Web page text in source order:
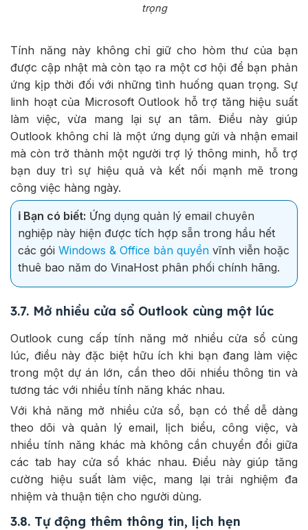
trọng
Tính năng này không chỉ giữ cho hòm thư của bạn
được cập nhật mà còn tạo ra một cơ hội để bạn phản
ứng kịp thời đối với những tình huống quan trọng. Sự
linh hoạt của Microsoft Outlook hỗ trợ tăng hiệu suất
làm việc, vừa mang lại sự an tâm. Điều này giúp
Outlook không chỉ là một ứng dụng gửi và nhận email
mà còn trở thành một người trợ lý thông minh, hỗ trợ
bạn duy trì sự hiệu quả và kết nối mạnh mẽ trong
công việc hàng ngày.
ℹ️ Bạn có biết: Ứng dụng quản lý email chuyên
nghiệp này hiện được tích hợp sẵn trong hầu hết
các gói Windows & Office bản quyền vĩnh viễn hoặc
thuê bao năm do VinaHost phân phối chính hãng.
3.7. Mở nhiều cửa sổ Outlook cùng một lúc
Outlook cung cấp tính năng mở nhiều cửa sổ cùng
lúc, điều này đặc biệt hữu ích khi bạn đang làm việc
trong một dự án lớn, cần theo dõi nhiều thông tin và
tương tác với nhiều tính năng khác nhau.
Với khả năng mở nhiều cửa sổ, bạn có thể dễ dàng
theo dõi và quản lý email, lịch biểu, công việc, và
nhiều tính năng khác mà không cần chuyển đổi giữa
các tab hay cửa sổ khác nhau. Điều này giúp tăng
cường hiệu suất làm việc, mang lại trải nghiệm đa
nhiệm và thuận tiện cho người dùng.
3.8. Tự động thêm thông tin, lịch hẹn